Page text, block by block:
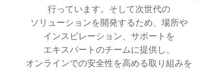
行っています。​そして​次世代の​
ソリューションを​開発する​ため、​場所や​
インスピレーション、​サポートを​
エキスパートの​チームに​提供し、​
オンラインでの​安全性を​高める​取り組みを​